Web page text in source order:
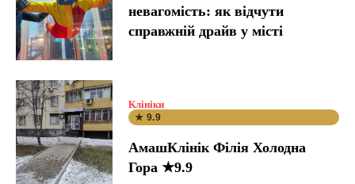
невагомість: як відчути
справжній драйв у місті
Клініки
★ 9.9
АмашКлінік Філія Холодна
Гора ★9.9